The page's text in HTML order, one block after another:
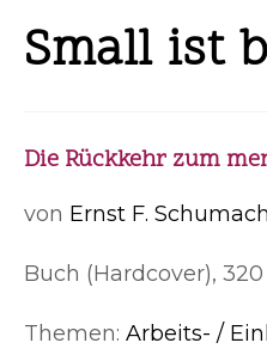
Small ist
Die Rückkehr zum
von Ernst F.
Buch (Hardcover),
Themen: Arbeits- /